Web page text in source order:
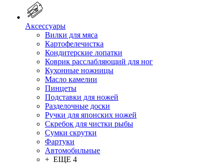
Аксессуары
Вилки для мяса
Картофелечистка
Кондитерские лопатки
Коврик расслабляющий для ног
Кухонные ножницы
Масло камелии
Пинцеты
Подставки для ножей
Разделочные доски
Ручки для японских ножей
Скребок для чистки рыбы
Сумки скрутки
Фартуки
Автомобильные
+ ЕЩЕ 4